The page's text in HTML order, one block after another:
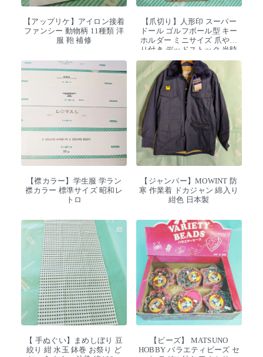
【アップリケ】アイロン接着
ファンシー 動物柄 11種類 洋
服 鞄 補修
【爪切り】人形印 スーパー
ドール ゴルフボール型 キー
ホルダー ミニサイズ 爪やす
り付き デッドストック 当時
物
【襟カラー】学生服 学ラン
襟カラー 標準サイズ 昭和レ
トロ
【ジャンパー】MOWINT 防
寒 作業着 ドカジャン 綿入り
紺色 日本製
【 手ぬぐい】まめしぼり 豆
絞り 紺 水玉 鉢巻 お祭り ど
【ビーズ】 MATSUNO
HOBBY バラエティビーズ セ